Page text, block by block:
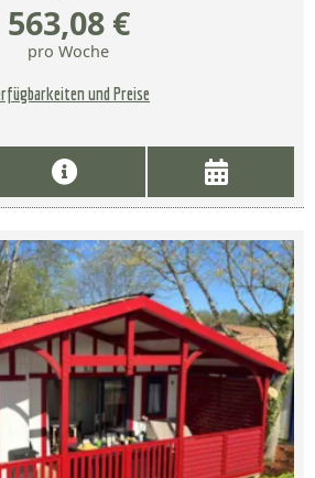
563,08 €
pro Woche
und Preise